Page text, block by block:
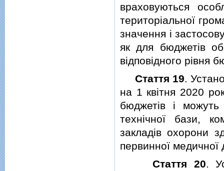
враховуються
територiальної
значення i
як для бюджетiв
вiдповiдного рiвня
Стаття 19.
на 1 квiтня 2020
бюджетiв i можуть
технiчної бази,
закладiв охорони
первинної
Стаття 20.